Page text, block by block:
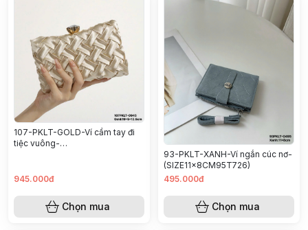
107-PKLT-GOLD-Ví cầm tay đi
tiệc vuông-
945.000đ
Chọn mua
93-PKLT-XANH-Ví ngắn cúc nơ-
(SIZE11x8CM95T726)
495.000đ
Chọn mua